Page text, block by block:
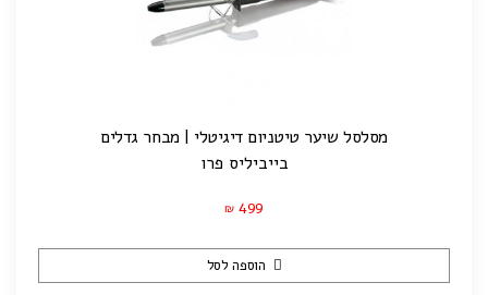
מסלסל שיער טיטניום דיגיטלי | מבחר גדלים
בייביליס פרו
₪ 499
הוספה לסל